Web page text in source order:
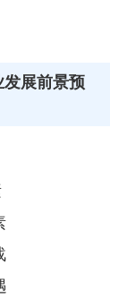
展前景预